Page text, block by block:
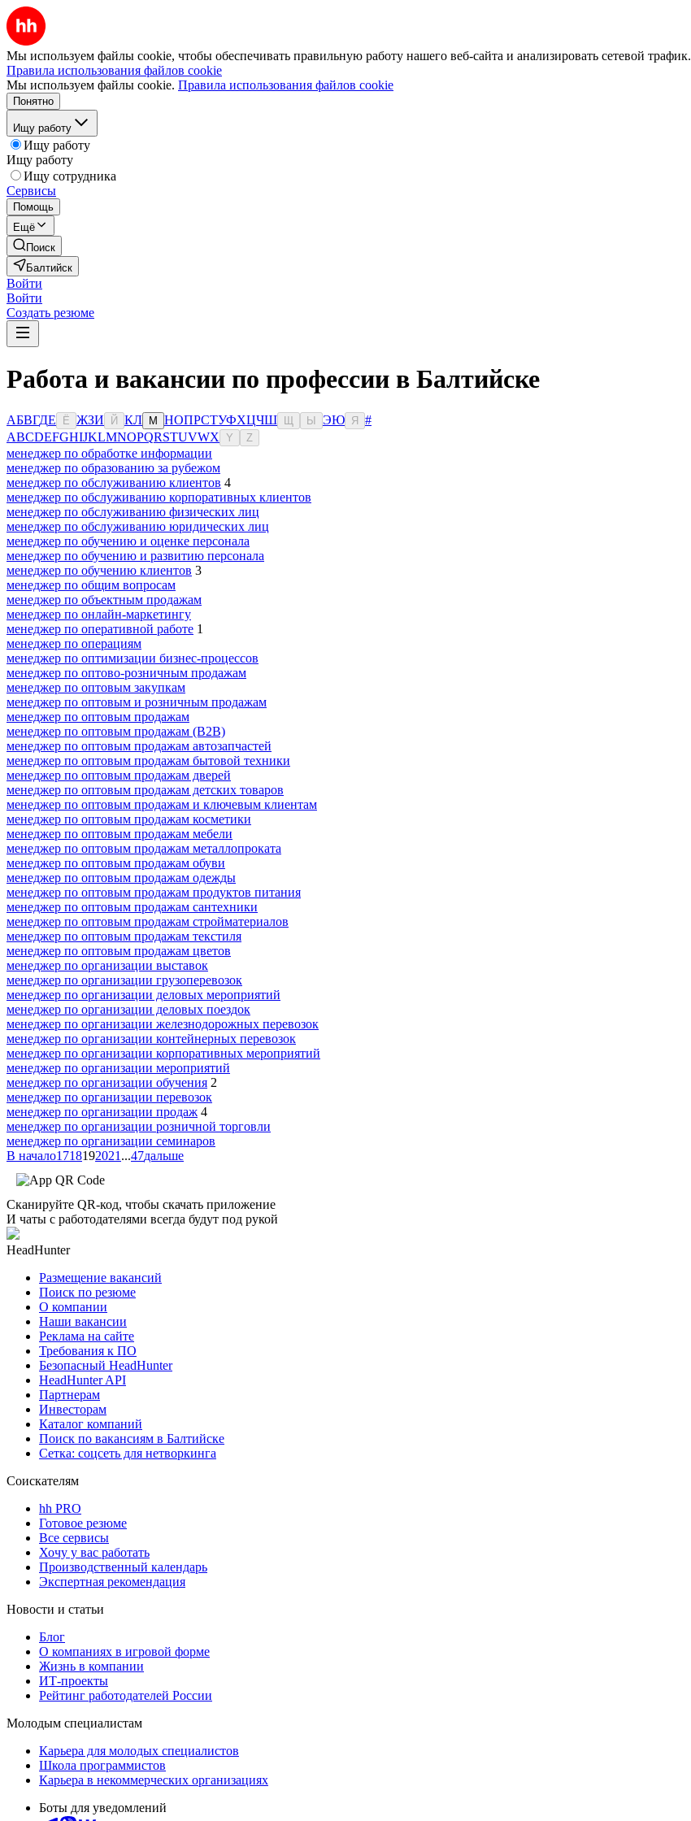
Мы используем файлы cookie, чтобы обеспечивать правильную работу нашего веб-сайта и анализировать сетевой трафик.
Правила использования файлов cookie
Мы используем файлы cookie. Правила использования файлов cookie
Понятно
Ищу работу
Ищу работу
Ищу работу
Ищу сотрудника
Сервисы
Помощь
Ещё
Поиск
Балтийск
Войти
Войти
Создать резюме
Работа и вакансии по профессии в Балтийске
АБВГДЕ Ё ЖЗИ Й КЛ М НОПРСТУФХЦЧШ Ы ЭЮ Я
#
ABCDEFGHIJKLMNOPQRSTUVWX Y Z
менеджер по обработке информации
менеджер по образованию за рубежом
менеджер по обслуживанию клиентов 4
менеджер по обслуживанию корпоративных клиентов
менеджер по обслуживанию физических лиц
менеджер по обслуживанию юридических лиц
менеджер по обучению и оценке персонала
менеджер по обучению и развитию персонала
менеджер по обучению клиентов 3
менеджер по общим вопросам
менеджер по объектным продажам
менеджер по онлайн-маркетингу
менеджер по оперативной работе 1
менеджер по операциям
менеджер по оптимизации бизнес-процессов
менеджер по оптово-розничным продажам
менеджер по оптовым закупкам
менеджер по оптовым и розничным продажам
менеджер по оптовым продажам
менеджер по оптовым продажам (B2B)
менеджер по оптовым продажам автозапчастей
менеджер по оптовым продажам бытовой техники
менеджер по оптовым продажам дверей
менеджер по оптовым продажам детских товаров
менеджер по оптовым продажам и ключевым клиентам
менеджер по оптовым продажам косметики
менеджер по оптовым продажам мебели
менеджер по оптовым продажам металлопроката
менеджер по оптовым продажам обуви
менеджер по оптовым продажам одежды
менеджер по оптовым продажам продуктов питания
менеджер по оптовым продажам сантехники
менеджер по оптовым продажам стройматериалов
менеджер по оптовым продажам текстиля
менеджер по оптовым продажам цветов
менеджер по организации выставок
менеджер по организации грузоперевозок
менеджер по организации деловых мероприятий
менеджер по организации деловых поездок
менеджер по организации железнодорожных перевозок
менеджер по организации контейнерных перевозок
менеджер по организации корпоративных мероприятий
менеджер по организации мероприятий
менеджер по организации обучения 2
менеджер по организации перевозок
менеджер по организации продаж 4
менеджер по организации розничной торговли
менеджер по организации семинаров
В начало1718192021 ...47дальше
Сканируйте QR-код, чтобы скачать приложение
И чаты с работодателями всегда будут под рукой
HeadHunter
Размещение вакансий
Поиск по резюме
О компании
Наши вакансии
Реклама на сайте
Требования к ПО
Безопасный HeadHunter
HeadHunter API
Партнерам
Инвесторам
Каталог компаний
Поиск по вакансиям в Балтийске
Сетка: соцсеть для нетворкинга
Соискателям
hh PRO
Готовое резюме
Все сервисы
Хочу у вас работать
Производственный календарь
Экспертная рекомендация
Новости и статьи
Блог
О компаниях в игровой форме
Жизнь в компании
ИТ-проекты
Рейтинг работодателей России
Молодым специалистам
Карьера для молодых специалистов
Школа программистов
Карьера в некоммерческих организациях
Боты для уведомлений